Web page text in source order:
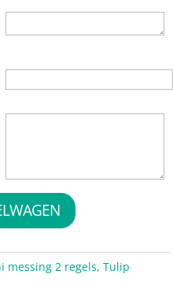
messing 2 regels, Tulip